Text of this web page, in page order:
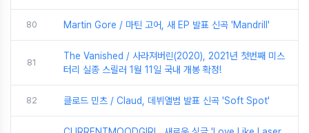
80 Martin Gore / 마틴 고어, 새 EP 발표 신곡 'Mandrill'
81
The Vanished / 사라져버린(2020), 2021년 첫번째 미스
터리 실종 스릴러 1월 11일 국내 개봉 확정!
82 클로드 민츠 / Claud, 데뷔앨범 발표 신곡 'Soft Spot'